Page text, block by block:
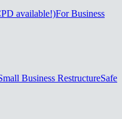
available!)For Business
Business RestructureSafe